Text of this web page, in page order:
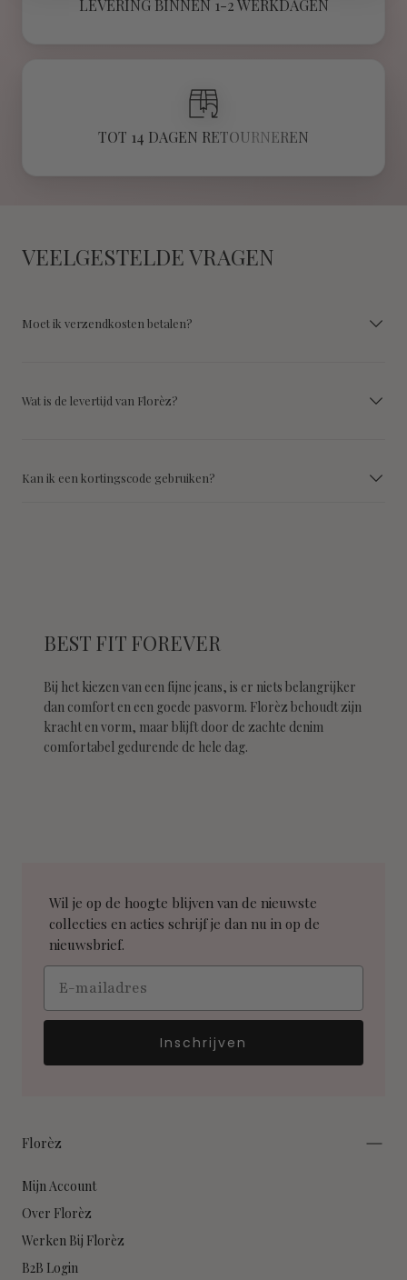
LEVERING BINNEN 1-2 WERKDAGEN
TOT 14 DAGEN RETOURNEREN
VEELGESTELDE VRAGEN
Moet ik verzendkosten betalen?
Wat is de levertijd van Florèz?
Kan ik een kortingscode gebruiken?
BEST FIT FOREVER
Bij het kiezen van een fijne jeans, is er niets belangrijker
dan comfort en een goede pasvorm. Florèz behoudt zijn
kracht en vorm, maar blijft door de zachte denim
comfortabel gedurende de hele dag.
Wil je op de hoogte blijven van de nieuwste
collecties en acties schrijf je dan nu in op de
nieuwsbrief.
Inschrijven
Florèz
Mijn Account
Over Florèz
Werken Bij Florèz
B2B Login